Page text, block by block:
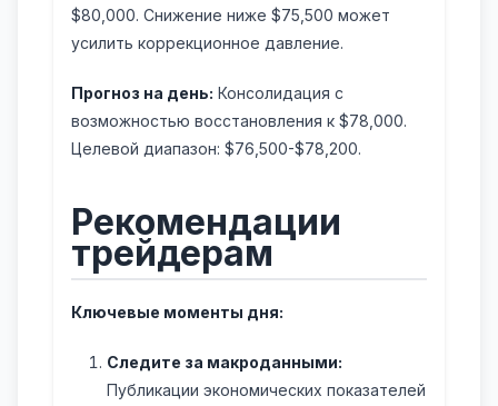
$80,000. Снижение ниже $75,500 может
усилить коррекционное давление.
Прогноз на день: Консолидация с
возможностью восстановления к $78,000.
Целевой диапазон: $76,500-$78,200.
Рекомендации
трейдерам
Ключевые моменты дня:
Следите за макроданными:
Публикации экономических показателей